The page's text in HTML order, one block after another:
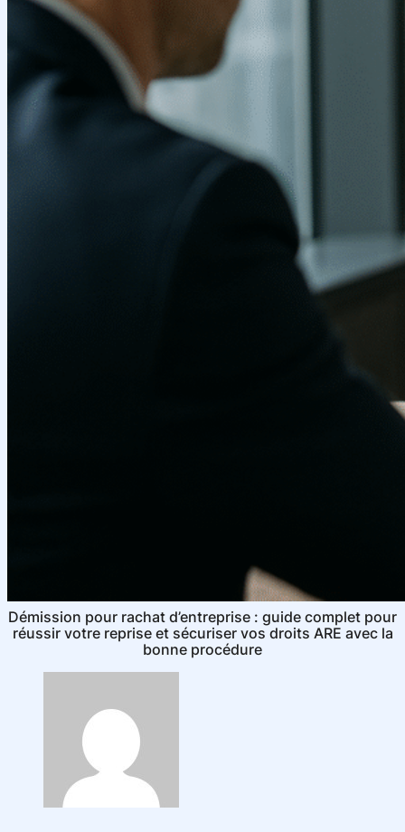
Démission pour rachat d’entreprise : guide complet pour
réussir votre reprise et sécuriser vos droits ARE avec la
bonne procédure